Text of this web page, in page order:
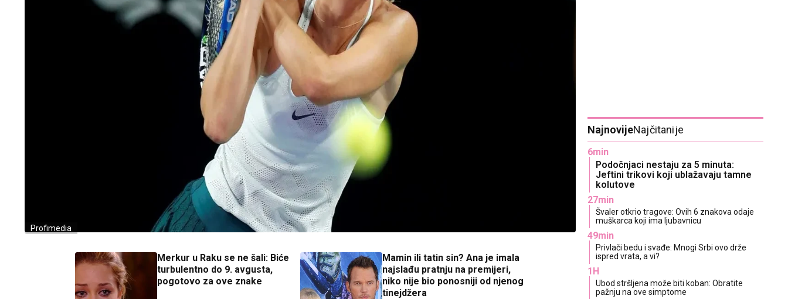
Profimedia
Merkur u Raku se ne šali: Biće
turbulentno do 9. avgusta,
pogotovo za ove znake
Mamin ili tatin sin? Ana je imala
najslađu pratnju na premijeri,
niko nije bio ponosniji od njenog
tinejdžera
NajnovijeNajčitanije
6min
Podočnjaci nestaju za 5 minuta:
Jeftini trikovi koji ublažavaju tamne
kolutove
27min
Švaler otkrio tragove: Ovih 6 znakova odaje
muškarca koji ima ljubavnicu
49min
Privlači bedu i svađe: Mnogi Srbi ovo drže
ispred vrata, a vi?
1H
Ubod stršljena može biti koban: Obratite
pažnju na ove simptome